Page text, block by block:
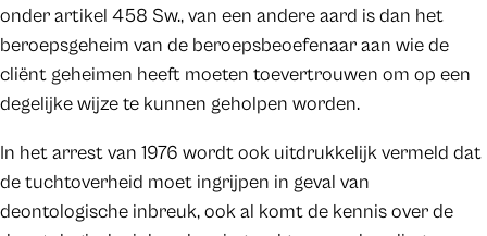
onder artikel 458 Sw., van een andere aard is dan het
beroepsgeheim van de beroepsbeoefenaar aan wie de
cliënt geheimen heeft moeten toevertrouwen om op een
degelijke wijze te kunnen geholpen worden.
In het arrest van 1976 wordt ook uitdrukkelijk vermeld dat
de tuchtoverheid moet ingrijpen in geval van
deontologische inbreuk, ook al komt de kennis over de